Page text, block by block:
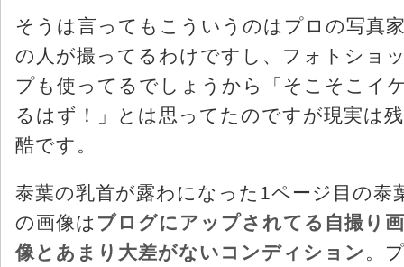
そうは言ってもこういうのはプロの写真
の人が撮ってるわけですし、フォトショ
プも使ってるでしょうから「そこそこイ
るはず！」とは思ってたのですが現実は残
酷です。
泰葉の乳首が露わになった1ページ目の泰
の画像は ブログにアップされてる自撮り画
像とあまり大差がないコンディション 。